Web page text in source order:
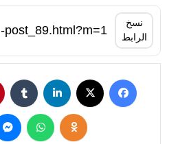
نسخ
الرابط